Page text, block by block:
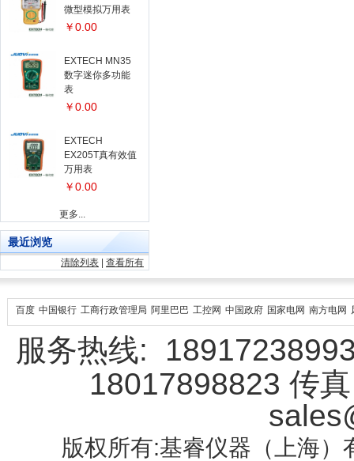
微型模拟万用表
￥0.00
EXTECH MN35
数字迷你多功能
表
￥0.00
EXTECH
EX205T真有效值
万用表
￥0.00
更多...
最近浏览
清除列表 查看所有
百度 中国银行 工商行政管理局 阿里巴巴 工控网 中国政府 国家电网 南方电网
服务热线:
18017898823 传
版权所有:基睿仪器（上海